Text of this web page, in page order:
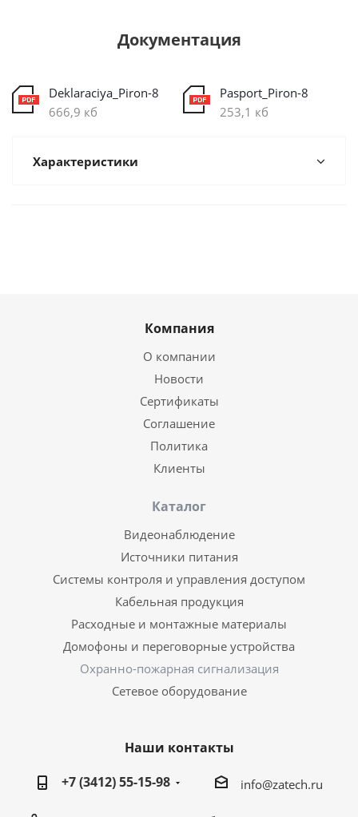
Документация
Deklaraciya_Piron-8
666,9 кб
Pasport_Piron-8
253,1 кб
Характеристики
Компания
О компании
Новости
Сертификаты
Соглашение
Политика
Клиенты
Каталог
Видеонаблюдение
Источники питания
Системы контроля и управления доступом
Кабельная продукция
Расходные и монтажные материалы
Домофоны и переговорные устройства
Охранно-пожарная сигнализация
Сетевое оборудование
Наши контакты
+7 (3412) 55-15-98
info@zatech.ru